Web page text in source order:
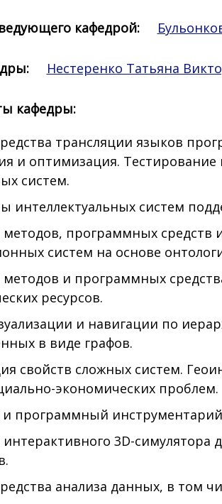
кафедрой:
Нестеренко Татьяна
кафедры:
трансляции языков
и оптимизация. Тестирование
систем.
интеллектуальных систем
методов, программных средств
систем на основе
методов и программных
ресурсов.
и навигации по
в виде графов.
свойств сложных систем.
экономических проблем.
программный инструментарий
интерактивного 3D-
анализа данных, в том